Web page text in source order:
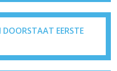
DOORSTAAT EERSTE